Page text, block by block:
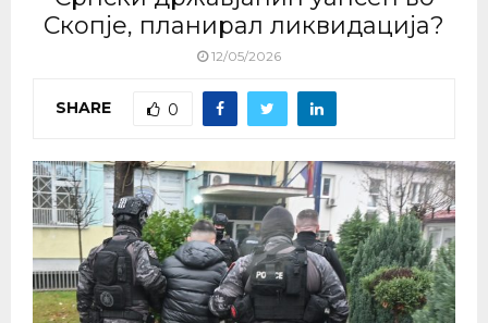
Скопје, планирал ликвидација?
12/05/2026
SHARE 0